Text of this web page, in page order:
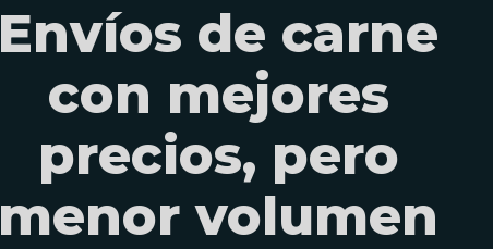
Envíos de carne
con mejores
precios, pero
menor volumen